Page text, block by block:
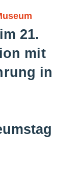
21.
mit
in